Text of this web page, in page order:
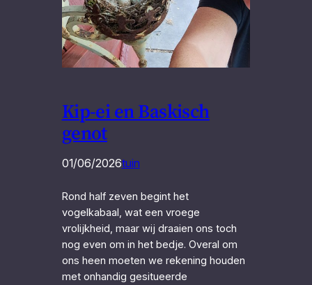
Kip-ei en Baskisch
genot
01/06/2026tuin
Rond half zeven begint het
vogelkabaal, wat een vroege
vrolijkheid, maar wij draaien ons toch
nog even om in het bedje. Overal om
ons heen moeten we rekening houden
met onhandig gesitueerde